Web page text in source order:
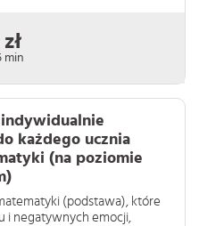
min
indywidualnie
każdego ucznia
(na poziomie
(podstawa), które
i negatywnych emocji,